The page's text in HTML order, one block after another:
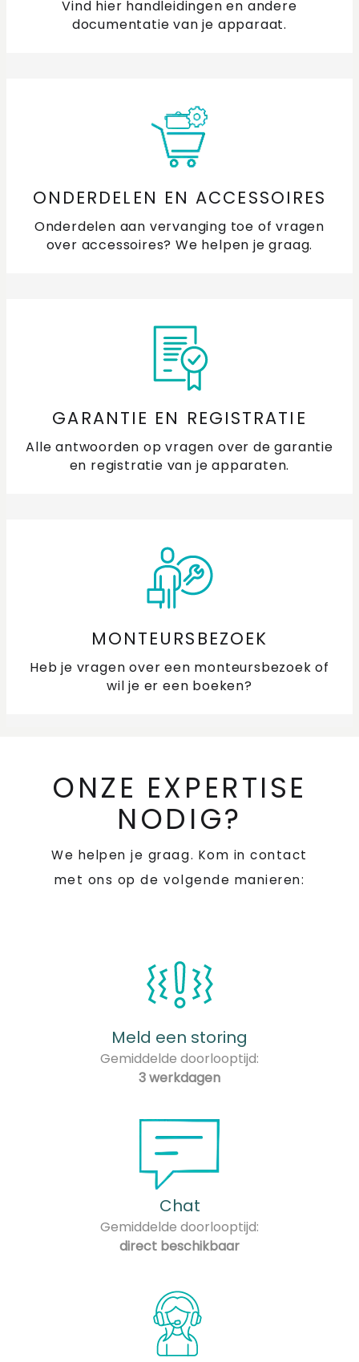
Vind hier handleidingen en andere
documentatie van je apparaat.
ONDERDELEN EN ACCESSOIRES
Onderdelen aan vervanging toe of vragen
over accessoires? We helpen je graag.
GARANTIE EN REGISTRATIE
Alle antwoorden op vragen over de garantie
en registratie van je apparaten.
MONTEURSBEZOEK
Heb je vragen over een monteursbezoek of
wil je er een boeken?
ONZE EXPERTISE
NODIG?
We helpen je graag. Kom in contact
met ons op de volgende manieren:
Meld een storing
Gemiddelde doorlooptijd:
3 werkdagen
Chat
Gemiddelde doorlooptijd:
direct beschikbaar